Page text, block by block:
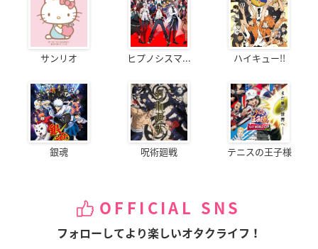
サンリオ ヒプノシスマ... ハイキュー!!
銀魂 呪術廻戦 テニスの王子様
OFFICIAL SNS
フォローしてより楽しいオタクライフ！